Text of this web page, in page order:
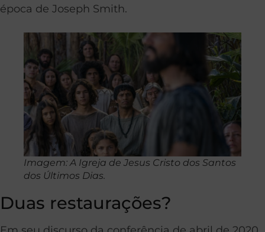
época de Joseph Smith.
Imagem: A Igreja de Jesus Cristo dos Santos
dos Últimos Dias.
Duas restaurações?